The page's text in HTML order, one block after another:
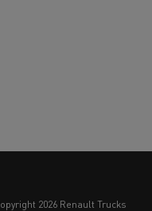
copyright 2026 Renault Trucks